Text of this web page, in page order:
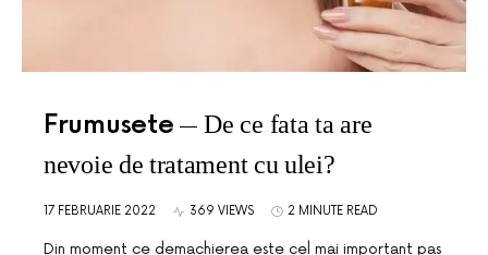
Frumusete
De ce fata ta are
nevoie de tratament cu ulei?
17 FEBRUARIE 2022 369 VIEWS 2 MINUTE READ
Din moment ce demachierea este cel mai important pas